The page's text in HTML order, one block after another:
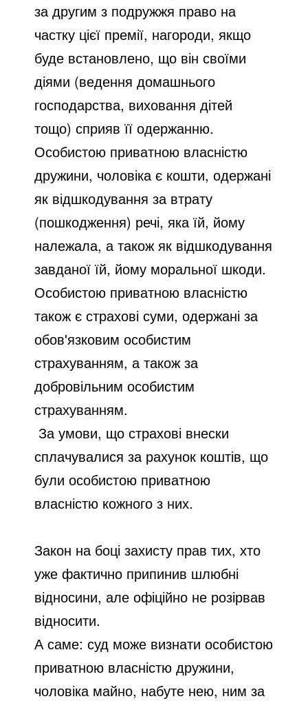
за другим з подружжя право на
частку цієї премії, нагороди, якщо
буде встановлено, що він своїми
діями (ведення домашнього
господарства, виховання дітей
тощо) сприяв її одержанню.
Особистою приватною власністю
дружини, чоловіка є кошти, одержані
як відшкодування за втрату
(пошкодження) речі, яка їй, йому
належала, а також як відшкодування
завданої їй, йому моральної шкоди.
Особистою приватною власністю
також є страхові суми, одержані за
обов'язковим особистим
страхуванням, а також за
добровільним особистим
страхуванням.
За умови, що страхові внески
сплачувалися за рахунок коштів, що
були особистою приватною
власністю кожного з них.
Закон на боці захисту прав тих, хто
уже фактично припинив шлюбні
відносини, але офіційно не розірвав
відносити.
А саме: суд може визнати особистою
приватною власністю дружини,
чоловіка майно, набуте нею, ним за